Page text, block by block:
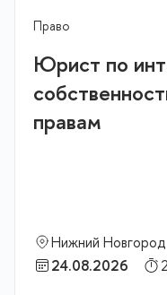
Право
Юрист по
правам
Нижний Новгород
24.08.2026